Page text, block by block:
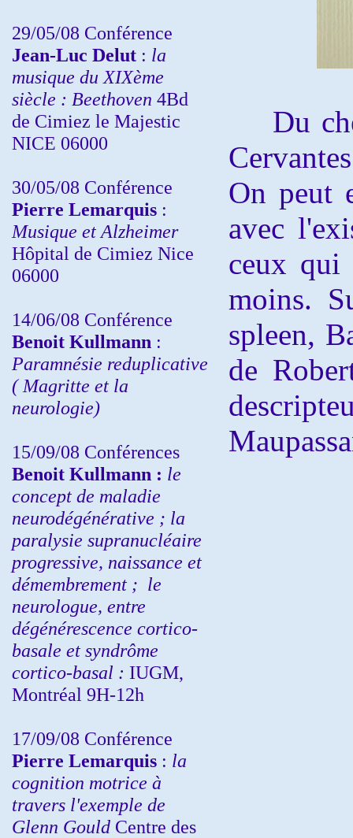
29/05/08 Conférence
Jean-Luc Delut : la
musique du XIXème
siècle : Beethoven 4Bd
de Cimiez le Majestic
NICE 06000
30/05/08 Conférence
Pierre Lemarquis :
Musique et Alzheimer
Hôpital de Cimiez Nice
06000
14/06/08 Conférence
Benoit Kullmann :
Paramnésie reduplicative
( Magritte et la
neurologie)
15/09/08 Conférences
Benoit Kullmann : le
concept de maladie
neurodégénérative ; la
paralysie supranucléaire
progressive, naissance et
démembrement ; le
neurologue, entre
dégénérescence cortico-
basale et syndrôme
cortico-basal : IUGM,
Montréal 9H-12h
17/09/08 Conférence
Pierre Lemarquis : la
cognition motrice à
travers l'exemple de
Glenn Gould Centre des
Du
On peut
avec
ceux qui
moins.
spleen,
de